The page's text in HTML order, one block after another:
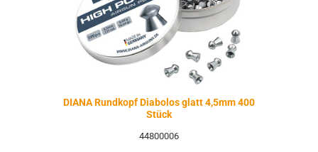
DIANA Rundkopf Diabolos glatt 4,5mm 400
Stück
44800006